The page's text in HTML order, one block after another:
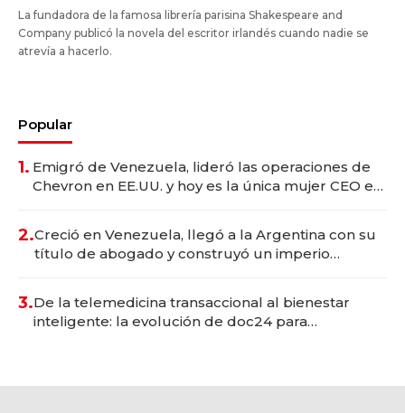
La fundadora de la famosa librería parisina Shakespeare and
Company publicó la novela del escritor irlandés cuando nadie se
atrevía a hacerlo.
Popular
1. Emigró de Venezuela, lideró las operaciones de
Chevron en EE.UU. y hoy es la única mujer CEO en
2.Creció en Venezuela, llegó a la Argentina con su
título de abogado y construyó un imperio
3.De la telemedicina transaccional al bienestar
inteligente: la evolución de doc24 para